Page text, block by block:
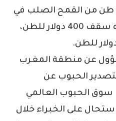
لاستراد 800 الف طن من القمح الصلب في
الوقت الذي لم يتعد سعره سقف 400 دولار للطن،
عن منطقة المغرب
الحبوب عن
سوق الحبوب العالمي
على الخبراء خلال